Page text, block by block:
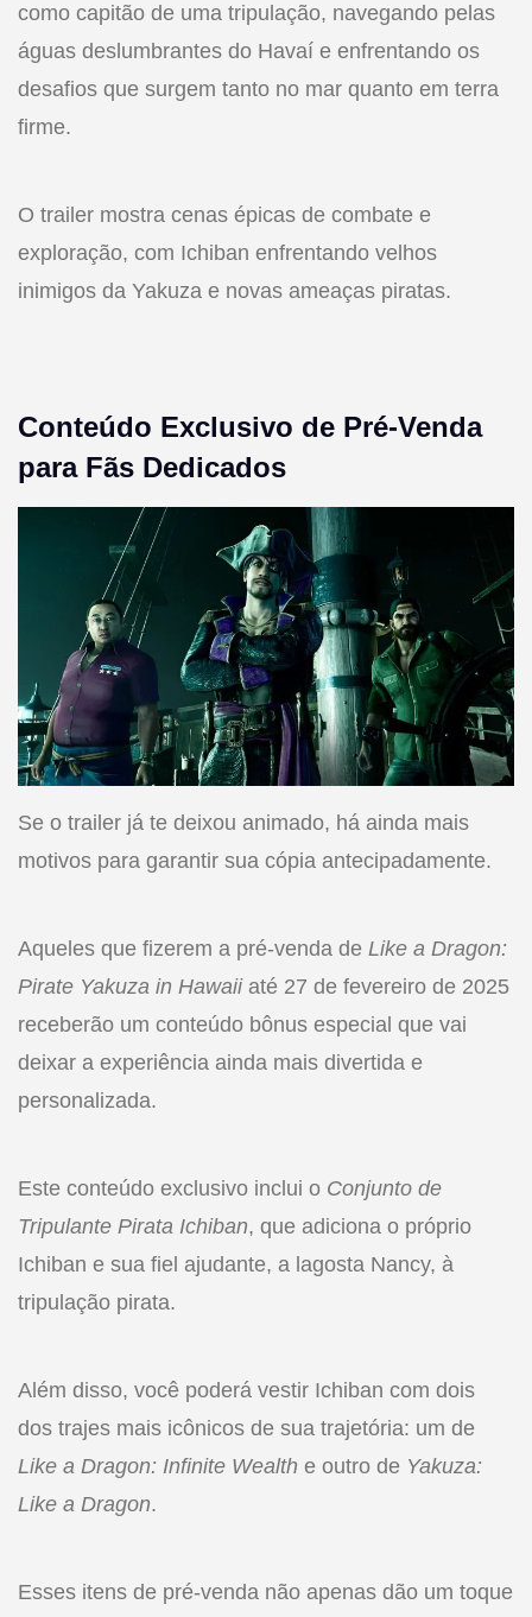
como capitão de uma tripulação, navegando pelas
águas deslumbrantes do Havaí e enfrentando os
desafios que surgem tanto no mar quanto em terra
firme.
O trailer mostra cenas épicas de combate e
exploração, com Ichiban enfrentando velhos
inimigos da Yakuza e novas ameaças piratas.
Conteúdo Exclusivo de Pré-Venda
para Fãs Dedicados
Se o trailer já te deixou animado, há ainda mais
motivos para garantir sua cópia antecipadamente.
Aqueles que fizerem a pré-venda de Like a Dragon:
Pirate Yakuza in Hawaiiaté 27 de fevereiro de 2025
receberão um conteúdo bônus especial que vai
deixar a experiência ainda mais divertida e
personalizada.
Este conteúdo exclusivo inclui o Conjunto de
Tripulante Pirata Ichiban, que adiciona o próprio
Ichiban e sua fiel ajudante, a lagosta Nancy, à
tripulação pirata.
Além disso, você poderá vestir Ichiban com dois
dos trajes mais icônicos de sua trajetória: um de
Like a Dragon: Infinite Wealth e outro de Yakuza:
Like a Dragon.
Esses itens de pré-venda não apenas dão um toque